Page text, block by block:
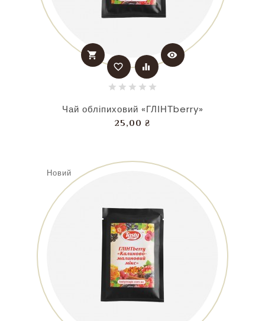
shopping_cart
favorite_border
equalizer
visibility
Чай обліпиховий «ГЛІНТberry»
25,00 ₴
Новий